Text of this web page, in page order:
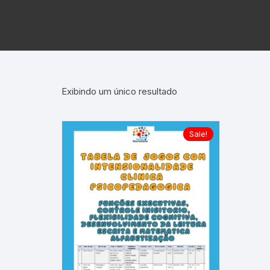
Exibindo um único resultado
Sale!